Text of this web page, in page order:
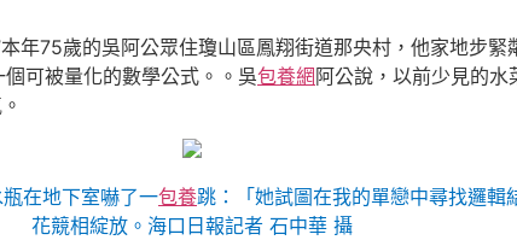
年75歲的吳阿公眾住瓊山區鳳翔街道那央村，他家地步
可被量化的數學公式。。吳包養網阿公說，以前少見的水
在地下室嚇了一包養跳：「她試圖在我的單戀中尋找邏
花競相綻放。海口日報記者 石中華 攝